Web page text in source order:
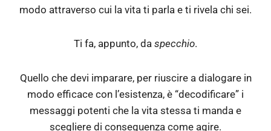
modo attraverso cui la vita ti parla e ti rivela chi sei.
Ti fa, appunto, da specchio.
Quello che devi imparare, per riuscire a dialogare in
modo efficace con l’esistenza, è “decodificare” i
messaggi potenti che la vita stessa ti manda e
scegliere di conseguenza come agire.